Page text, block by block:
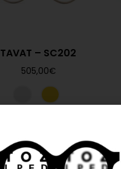
TAVAT – SC202
505,00€